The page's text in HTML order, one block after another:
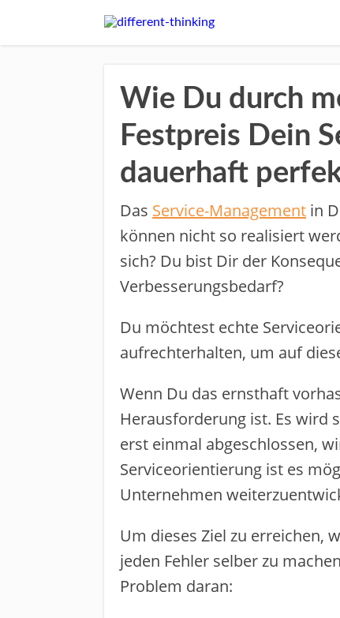
Wie Du durch
Festpreis Dein
dauerhaft
Das Service-Management in
können nicht so realisiert
sich? Du bist Dir der
Verbesserungsbedarf?
Du ​möchtest echte
​aufrechterhalten​, um auf
Wenn Du das ernsthaft
Herausforderung ist. Es wird
erst einmal abgeschlossen,
Serviceorientierung ist es
Unternehmen
Um dieses Ziel zu erreichen,
jeden Fehler selber zu
Problem daran: